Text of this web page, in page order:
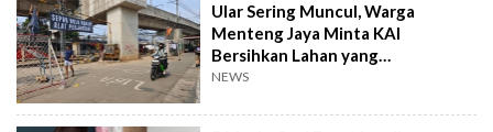
Ular Sering Muncul, Warga
Menteng Jaya Minta KAI
Bersihkan Lahan yang
Terbengkalai
NEWS